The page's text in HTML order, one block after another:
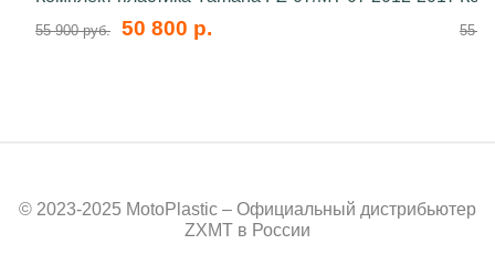
55 900 руб. 50 800 р. 55
© 2023-2025 MotoPlastic – Официальный дистрибьютер
ZXMT в России